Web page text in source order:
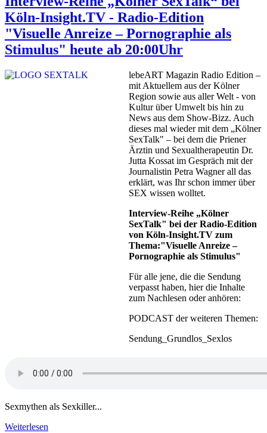
Köln-Insight.TV - Radio-Edition
"Visuelle Anreize – Pornographie als
Stimulus" heute ab 20:00Uhr
lebeART Magazin Radio Edition –
mit Aktuellem aus der Kölner
Region sowie aus aller Welt - von
Kultur über Umwelt bis hin zu
News aus dem Show-Bizz. Auch
dieses mal wieder mit dem „Kölner
SexTalk" – bei dem die Priener
Ärztin und Sexualtherapeutin Dr.
Jutta Kossat im Gespräch mit der
Journalistin Petra Wagner all das
erklärt, was Ihr schon immer über
SEX wissen wolltet.
Interview-Reihe „Kölner
SexTalk" bei der Radio-Edition
von Köln-Insight.TV zum
Thema:"Visuelle Anreize –
Pornographie als Stimulus"
Für alle jene, die die Sendung
verpasst haben, hier die Inhalte
zum Nachlesen oder anhören:
PODCAST der weiteren Themen:
Sendung_Grundlos_Sexlos
Sexmythen als Sexkiller...
Weiterlesen